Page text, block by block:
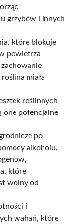
grzybów i innych
które blokuje
powietrza
miała
roślinnych
one potencjalne
po
alkoholu,
które
wolny od
i
wahań, które